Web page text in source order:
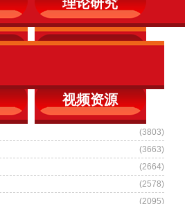
学习现场
视频资源